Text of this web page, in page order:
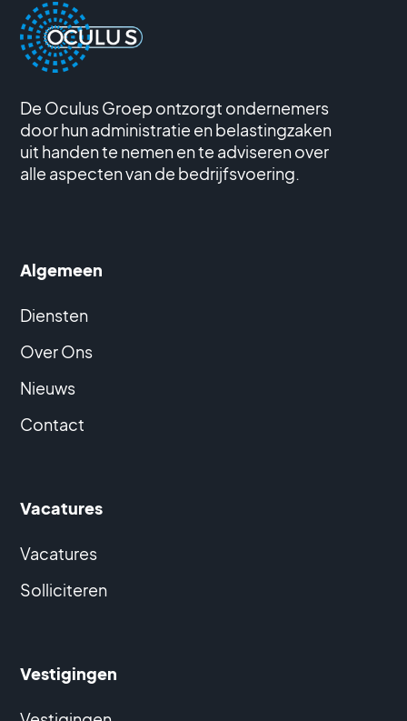
De Oculus Groep ontzorgt ondernemers
door hun administratie en belastingzaken
uit handen te nemen en te adviseren over
alle aspecten van de bedrijfsvoering.
Algemeen
Diensten
Over Ons
Nieuws
Contact
Vacatures
Vacatures
Solliciteren
Vestigingen